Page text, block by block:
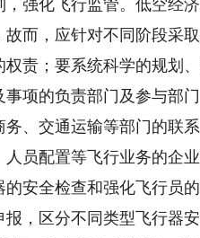
化飞行监管。低空经济
而，应针对不同阶段采
责；要系统科学的规划
事项的负责部门及参与部
、交通运输等部门的联
员配置等飞行业务的企
安全检查和强化飞行员
，区分不同类型飞行器